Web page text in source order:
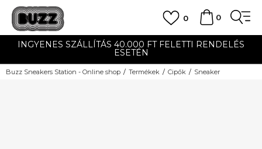
0
0
INGYENES SZÁLLÍTÁS 40.000 FT FELETTI RENDELÉS
ESETÉN
Buzz Sneakers Station - Online shop Termékek Cipők Sneaker